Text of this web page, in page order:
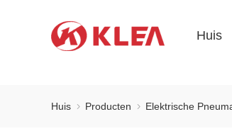
Huis
Huis Producten Elektrische